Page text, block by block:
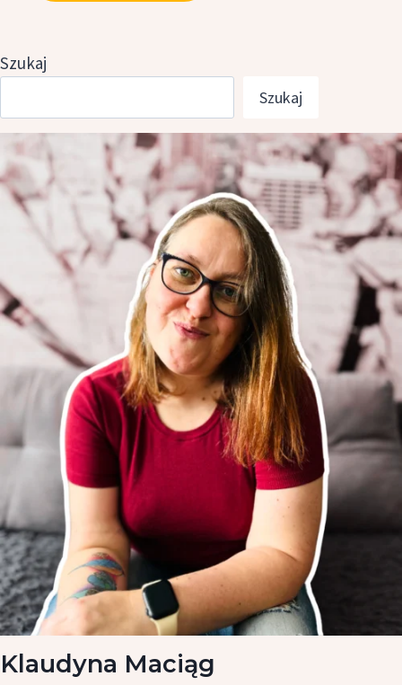
Szukaj
Szukaj
Klaudyna Maciąg